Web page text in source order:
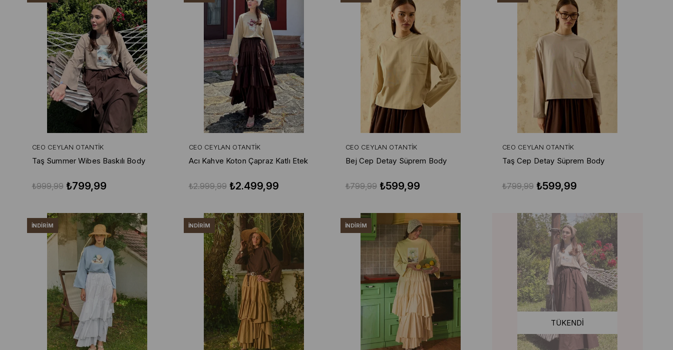
CEO CEYLAN OTANTIK
Taş Summer Wibes Baskılı Body
₺799,99
₺999,99
CEO CEYLAN OTANTIK
Acı Kahve Koton Çapraz Katlı Etek
₺2.499,99
₺2.999,99
CEO CEYLAN OTANTIK
Bej Cep Detay Süprem Body
₺599,99
₺799,99
CEO CEYLAN OTANTIK
Taş Cep Detay Süprem Body
₺599,99
₺799,99
İNDIRIM İNDIRIM İNDIRIM
TÜKENDI